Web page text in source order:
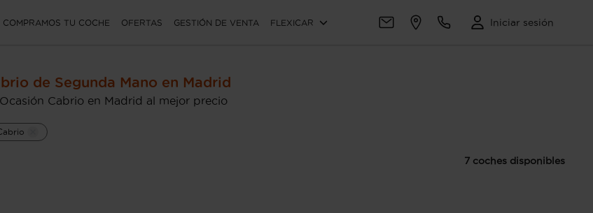
COMPRAMOS TU COCHE OFERTAS GESTIÓN DE VENTA FLEXICAR Iniciar sesión
de Segunda Mano en Madrid
Cabrio en Madrid al mejor precio
7 coches disponibles